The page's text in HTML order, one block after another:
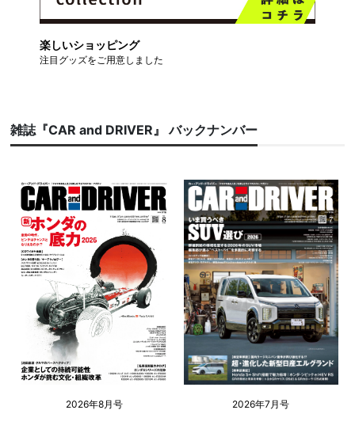
楽しいショッピング
注目グッズをご用意しました
雑誌『CAR and DRIVER』 バックナンバー
2026年8月号 2026年7月号